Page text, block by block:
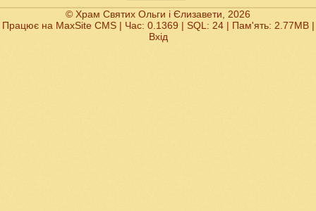
© Храм Святих Ольги і Єлизавети, 2026
Працює на MaxSite CMS| Час: 0.1369 | SQL: 24 | Пам'ять: 2.77MB|
Вхід